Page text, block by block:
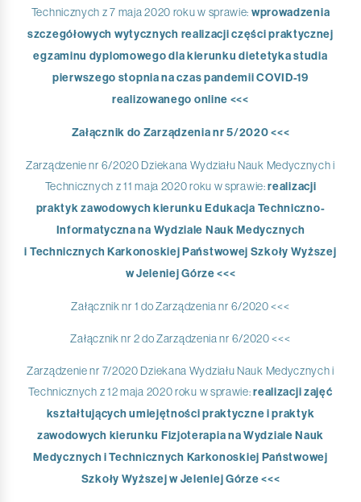
Technicznych z 7 maja 2020 roku w sprawie: wprowadzenia
szczegółowych wytycznych realizacji części praktycznej
egzaminu dyplomowego dla kierunku dietetyka studia
pierwszego stopnia na czas pandemii COVID-19
realizowanego online <<<
Załącznik do Zarządzenia nr 5/2020 <<<
Zarządzenie nr 6/2020 Dziekana Wydziału Nauk Medycznych i
Technicznych z 11 maja 2020 roku w sprawie: realizacji
praktyk zawodowych kierunku Edukacja Techniczno-
Informatyczna na Wydziale Nauk Medycznych
i Technicznych Karkonoskiej Państwowej Szkoły Wyższej
w Jeleniej Górze <<<
Załącznik nr 1 do Zarządzenia nr 6/2020 <<<
Załącznik nr 2 do Zarządzenia nr 6/2020 <<<
Zarządzenie nr 7/2020 Dziekana Wydziału Nauk Medycznych i
Technicznych z 12 maja 2020 roku w sprawie: realizacji zajęć
kształtujących umiejętności praktyczne i praktyk
zawodowych kierunku Fizjoterapia na Wydziale Nauk
Medycznych i Technicznych Karkonoskiej Państwowej
Szkoły Wyższej w Jeleniej Górze <<<